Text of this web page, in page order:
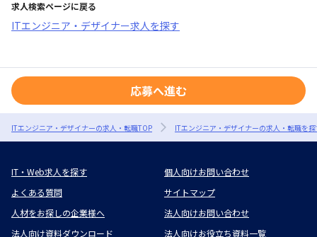
求人検索ページに戻る
ITエンジニア・デザイナー求人を探す
応募へ進む
ITエンジニア・デザイナーの求人・転職TOP ITエンジニア・デザイナーの求人・転職を
IT・Web求人を探す
個人向けお問い合わせ
よくある質問
サイトマップ
人材をお探しの企業様へ
法人向けお問い合わせ
法人向け資料ダウンロード
法人向けお役立ち資料一覧